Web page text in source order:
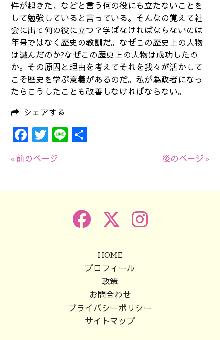
件が起きた、などと言う何の役にも立たないことを
して勉強していると言っている。そんなの覚えて社
会に出て何の役に立つ？学ばなければならないのは
年号ではなく歴史の教訓だ。なぜこの歴史上の人物
は滅んだのか?なぜこの歴史上の人物は成功したの
か。その原因と理由を考えてそれを我々が活かして
こそ歴史を学ぶ意義があるのだ。私が為政者になっ
たらこうしたことも改善しなければならない。
シェアする
Facebook
Twitter
Line
« 前のページ 後のページ »
HOME
プロフィール
政策
お問合わせ
プライバシーポリシー
サイトマップ